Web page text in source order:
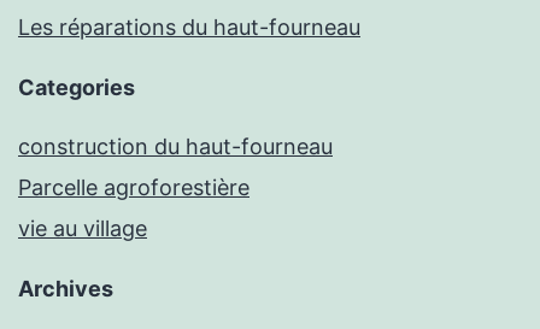
Les réparations du haut-fourneau
Categories
construction du haut-fourneau
Parcelle agroforestière
vie au village
Archives